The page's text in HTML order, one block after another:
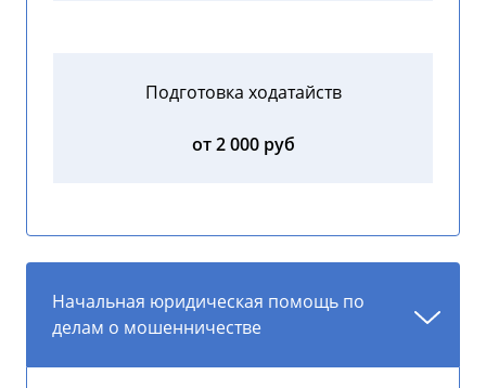
Подготовка ходатайств
от 2 000 руб
Начальная юридическая помощь по
делам о мошенничестве